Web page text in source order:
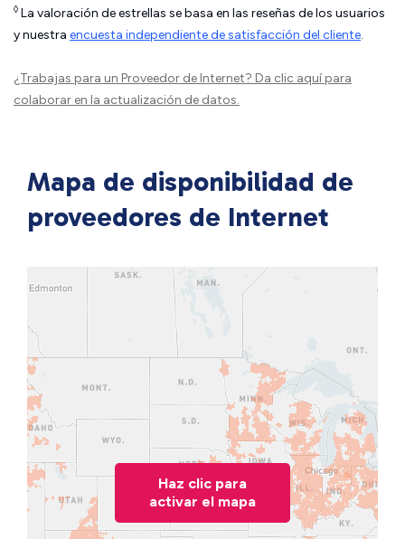
◊ La valoración de estrellas se basa en las reseñas de los usuarios
y nuestra encuesta independiente de satisfacción del cliente.
¿Trabajas para un Proveedor de Internet? Da clic aquípara
colaborar en la actualización de datos.
Mapa de disponibilidad de
proveedores de Internet
Haz clic para
activar el mapa